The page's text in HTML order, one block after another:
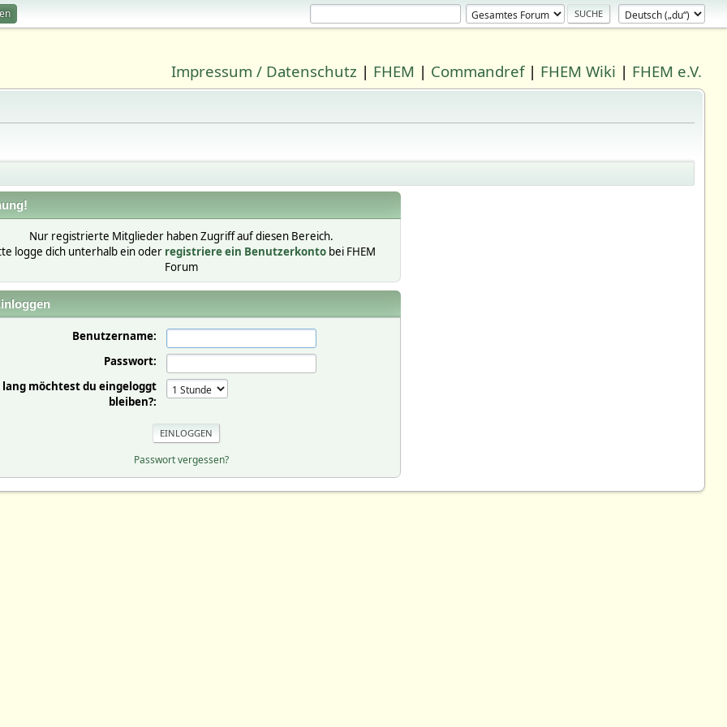
Impressum / Datenschutz | FHEM | Commandref| FHEM Wiki | FHEM e.V.
Nur registrierte Mitglieder haben Zugriff auf diesen Bereich.
logge dich unterhalb ein oder registriere ein Benutzerkontobei FHEM
Forum
Benutzername:
Passwort:
lang möchtest du eingeloggt
bleiben?:
Passwort vergessen?